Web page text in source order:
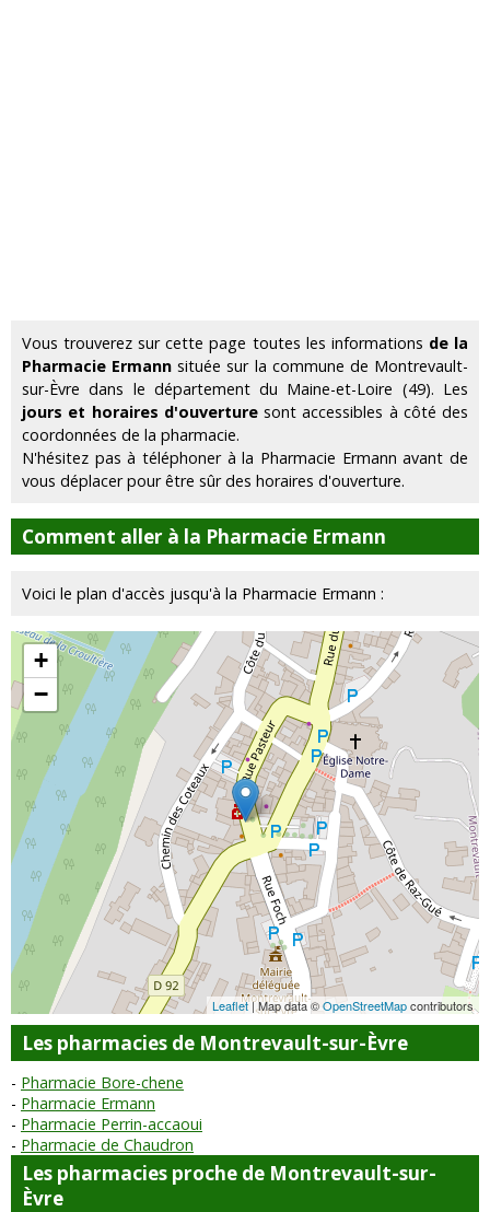
Vous trouverez sur cette page toutes les informations de la
Pharmacie Ermann située sur la commune de Montrevault-
sur-Èvre dans le département du Maine-et-Loire (49). Les
jours et horaires d'ouverturesont accessibles à côté des
coordonnées de la pharmacie.
N'hésitez pas à téléphoner à la Pharmacie Ermann avant de
vous déplacer pour être sûr des horaires d'ouverture.
Comment aller à la Pharmacie Ermann
Voici le plan d'accès jusqu'à la Pharmacie Ermann :
+
−
Leaflet| Map data ©OpenStreetMapcontributors
Les pharmacies de Montrevault-sur-Èvre
Pharmacie Bore-chene
Pharmacie Ermann
Pharmacie Perrin-accaoui
Pharmacie de Chaudron
Les pharmacies proche de Montrevault-sur-
Èvre